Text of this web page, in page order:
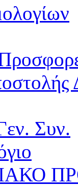
Συν.